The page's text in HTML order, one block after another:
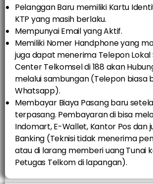
Pelanggan Baru memiliki Kartu
KTP yang masih berlaku.
Mempunyai Email yang Aktif.
Memiliki Nomer Handphone yang
juga dapat menerima Telepon Lokal
Center Telkomsel di 188 akan
melalui sambungan (Telepon biasa
Whatsapp).
Membayar Biaya Pasang baru
terpasang. Pembayaran di bisa
Indomart, E-Wallet, Kantor Pos dan
Banking (Teknisi tidak menerima
atau di larang memberi uang Tunai
Petugas Telkom di lapangan).